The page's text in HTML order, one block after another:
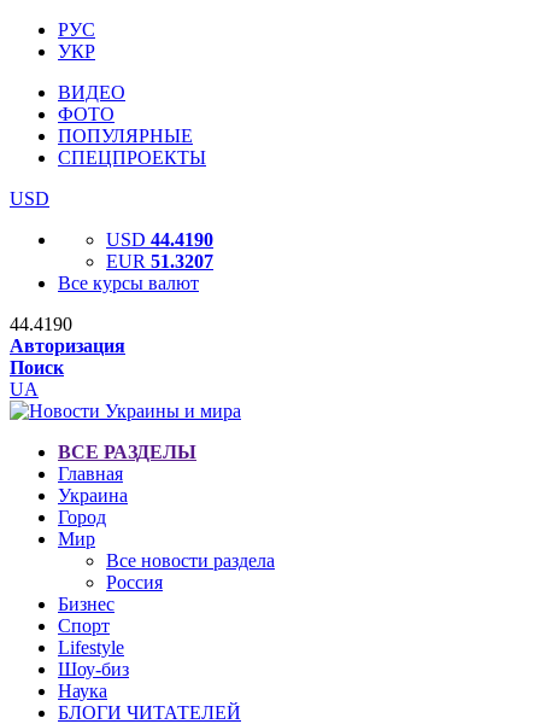
РУС
УКР
ВИДЕО
ФОТО
ПОПУЛЯРНЫЕ
СПЕЦПРОЕКТЫ
USD
USD 44.4190
EUR 51.3207
Все курсы валют
44.4190
Авторизация
Поиск
UA
ВСЕ РАЗДЕЛЫ
Главная
Украина
Город
Мир
Все новости раздела
Россия
Бизнес
Спорт
Lifestyle
Шоу-биз
Наука
БЛОГИ ЧИТАТЕЛЕЙ